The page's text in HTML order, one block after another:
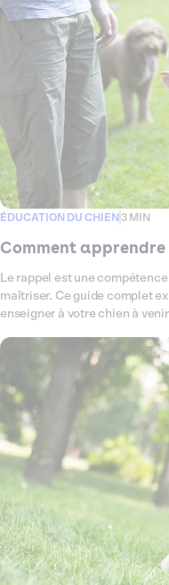
ÉDUCATION DU CHIEN 3 MIN
Comment apprendre
Le rappel est une
maîtriser. Ce guide complet
enseigner à votre chien à